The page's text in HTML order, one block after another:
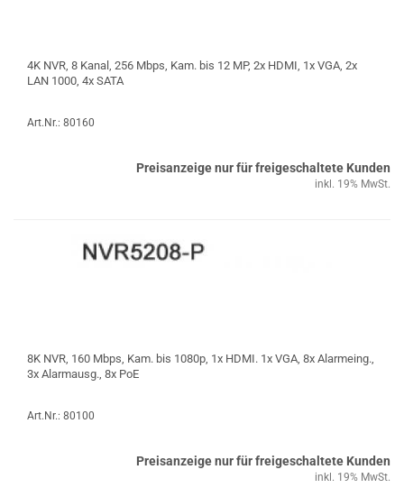
4K NVR, 8 Kanal, 256 Mbps, Kam. bis 12 MP, 2x HDMI, 1x VGA, 2x
LAN 1000, 4x SATA
Art.Nr.: 80160
Preisanzeige nur für freigeschaltete Kunden
inkl. 19% MwSt.
8K NVR, 160 Mbps, Kam. bis 1080p, 1x HDMI. 1x VGA, 8x Alarmeing.,
3x Alarmausg., 8x PoE
Art.Nr.: 80100
Preisanzeige nur für freigeschaltete Kunden
inkl. 19% MwSt.